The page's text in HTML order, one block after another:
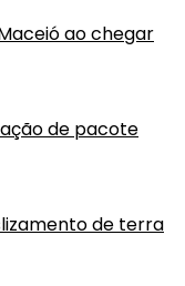
ao chegar
de pacote
de terra